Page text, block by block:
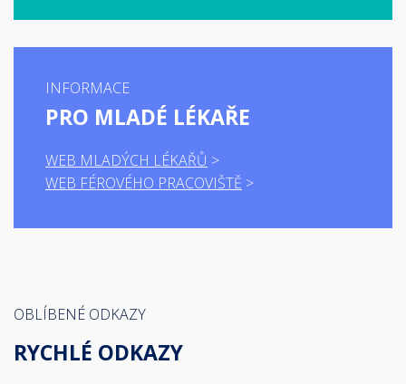
INFORMACE
PRO MLADÉ LÉKAŘE
WEB MLADÝCH LÉKAŘŮ
WEB FÉROVÉHO PRACOVIŠTĚ
OBLÍBENÉ ODKAZY
RYCHLÉ ODKAZY